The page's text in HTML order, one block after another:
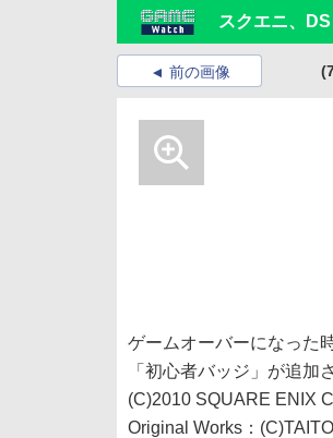
スクエニ、
前の画像
ゲームオーバーになった
「初心者バッジ」が追
(C)2010 SQUARE ENIX
Original Works：